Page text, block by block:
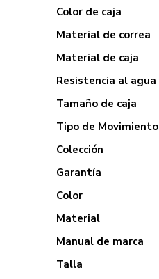
Color de caja
Material de correa
Material de caja
Resistencia al agua
Tamaño de caja
Tipo de Movimiento
Colección
Garantía
Color
Material
Manual de marca
Talla